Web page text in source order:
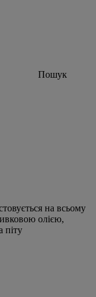
Пошук
на всьому
олією,
піту